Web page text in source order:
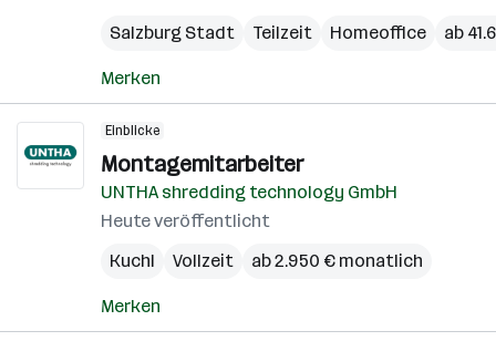
Salzburg Stadt
Teilzeit Homeoffice ab
Merken
Einblicke
Montagemitarbeiter
UNTHA shredding technology GmbH
Heute veröffentlicht
Kuchl
Vollzeit ab 2.950 € monatlich
Merken